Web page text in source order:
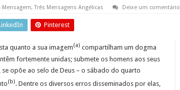
Mensagem,Três Mensagens Angélicas Deixe um comentário
Pinterest
quanto a sua imagem(a) compartilham um dogma
fortemente unidas; submete os homens aos seus
se opõe ao selo de Deus – o sábado do quarto
(b). Dentre os diversos erros disseminados por elas,